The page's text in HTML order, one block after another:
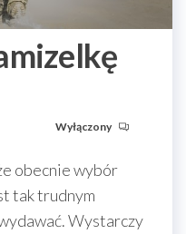
Wyłączony
obecnie wybór
tak trudnym
Wystarczy